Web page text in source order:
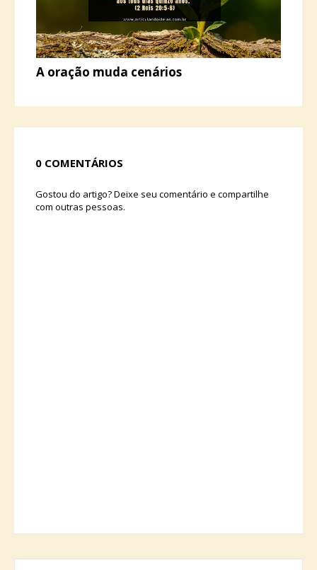
A oração muda cenários
0 COMENTÁRIOS
Gostou do artigo? Deixe seu comentário e compartilhe
com outras pessoas.